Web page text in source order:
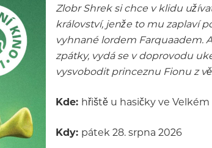
Zlobr Shrek si chce v klidu
království, jenže to mu zaplaví
vyhnané lordem Farquaadem.
zpátky, vydá se v doprovodu
vysvobodit princeznu Fionu z
Kde: hřiště u hasičky ve Velkém
Kdy: pátek 28. srpna 2026